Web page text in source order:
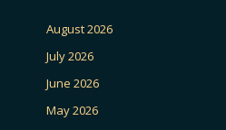
August 2026
July 2026
June 2026
May 2026